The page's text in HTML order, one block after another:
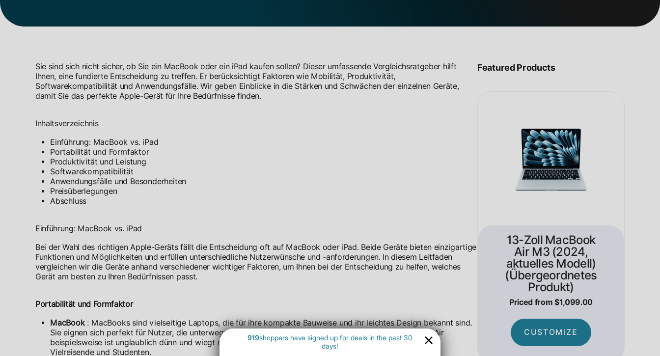
Sie sind sich nicht sicher, ob Sie ein MacBook oder ein iPad kaufen sollen? Dieser umfassende Vergleichsratgeber hilft
Ihnen, eine fundierte Entscheidung zu treffen. Er berücksichtigt Faktoren wie Mobilität, Produktivität,
Softwarekompatibilität und Anwendungsfälle. Wir geben Einblicke in die Stärken und Schwächen der einzelnen Geräte,
damit Sie das perfekte Apple-Gerät für Ihre Bedürfnisse finden.
Inhaltsverzeichnis
Einführung: MacBook vs. iPad
Portabilität und Formfaktor
Produktivität und Leistung
Softwarekompatibilität
Anwendungsfälle und Besonderheiten
Preisüberlegungen
Abschluss
Einführung: MacBook vs. iPad
Bei der Wahl des richtigen Apple-Geräts fällt die Entscheidung oft auf MacBook oder iPad. Beide Geräte bieten einzigartige
Funktionen und Möglichkeiten und erfüllen unterschiedliche Nutzerwünsche und -anforderungen. In diesem Leitfaden
vergleichen wir die Geräte anhand verschiedener wichtiger Faktoren, um Ihnen bei der Entscheidung zu helfen, welches
Gerät am besten zu Ihren Bedürfnissen passt.
Portabilität und Formfaktor
MacBook: MacBooks sind vielseitige Laptops, die für ihre kompakte Bauweise und ihr leichtes Design bekannt sind.
Sie eignen sich perfekt für Nutzer, die unterwegs die Leistung eines Computers benötigen. Das MacBook Air
beispielsweise ist unglaublich dünn und wiegt nur etwa 1,27 kg. Damit ist es eine ausgezeichnete Wahl für
Vielreisende und Studenten.
Featured Products
13-Zoll MacBook
Air M3 (2024,
aktuelles Modell)
(Übergeordnetes
Produkt)
Priced from $1,099.00
CUSTOMIZE
919shoppers have signed up for deals in the past 30
days!